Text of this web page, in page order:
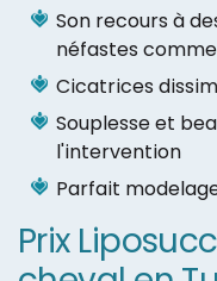
Son recours à
néfastes
Cicatrices
Souplesse et
l'intervention
Parfait
Prix